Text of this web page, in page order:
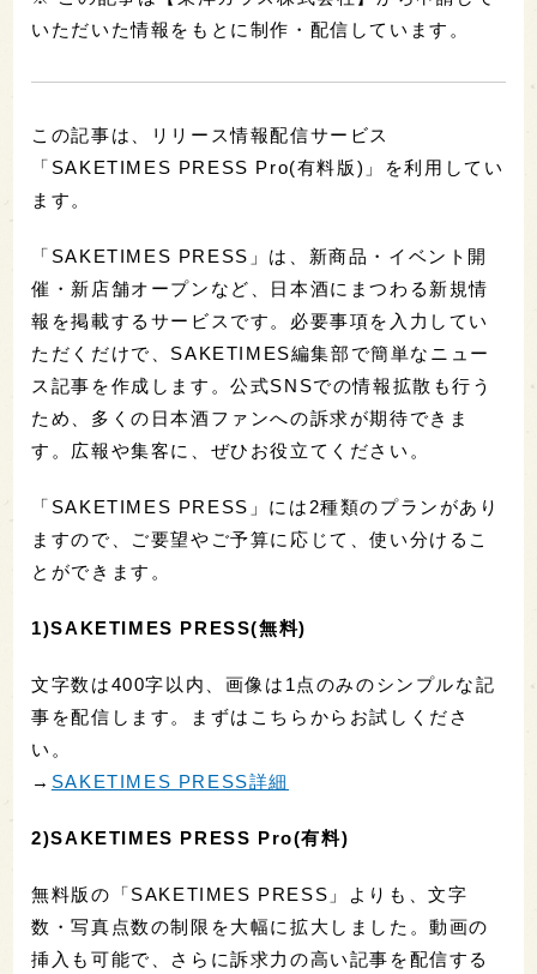
いただいた情報をもとに制作・配信しています。
この記事は、リリース情報配信サービス
「SAKETIMES PRESS Pro(有料版)」を利用してい
ます。
「SAKETIMES PRESS」は、新商品・イベント開
催・新店舗オープンなど、日本酒にまつわる新規情
報を掲載するサービスです。必要事項を入力してい
ただくだけで、SAKETIMES編集部で簡単なニュー
ス記事を作成します。公式SNSでの情報拡散も行う
ため、多くの日本酒ファンへの訴求が期待できま
す。広報や集客に、ぜひお役立てください。
「SAKETIMES PRESS」には2種類のプランがあり
ますので、ご要望やご予算に応じて、使い分けるこ
とができます。
1)SAKETIMES PRESS(無料)
文字数は400字以内、画像は1点のみのシンプルな記
事を配信します。まずはこちらからお試しくださ
い。
→ SAKETIMES PRESS詳細
2)SAKETIMES PRESS Pro(有料)
無料版の「SAKETIMES PRESS」よりも、文字
数・写真点数の制限を大幅に拡大しました。動画の
挿入も可能で、さらに訴求力の高い記事を配信する